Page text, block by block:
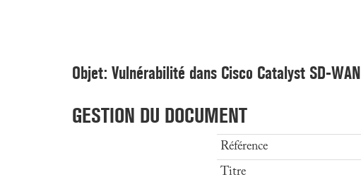
Objet: Vulnérabilité dans Cisco Catalyst SD-WAN
GESTION DU DOCUMENT
Référence
Titre